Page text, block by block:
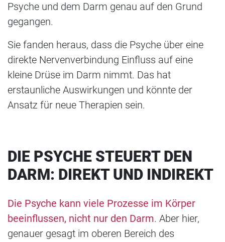
Psyche und dem Darm genau auf den Grund
gegangen.
Sie fanden heraus, dass die Psyche über eine
direkte Nervenverbindung Einfluss auf eine
kleine Drüse im Darm nimmt. Das hat
erstaunliche Auswirkungen und könnte der
Ansatz für neue Therapien sein.
DIE PSYCHE STEUERT DEN
DARM: DIREKT UND INDIREKT
Die Psyche kann viele Prozesse im Körper
beeinflussen, nicht nur den Darm. Aber hier,
genauer gesagt im oberen Bereich des